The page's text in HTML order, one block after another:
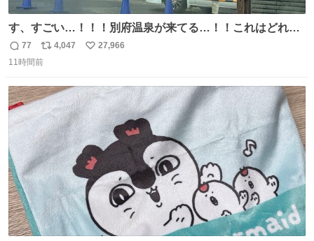
す、すごい…！！！別府温泉が来てる…！！これはどれぐ
らい待つんだろう…
返
信
77
リ
ポ
ト
数
4,047
い
数
27,966
11時間前